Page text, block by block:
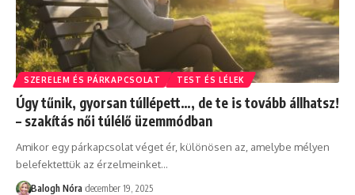
SZERELEM ÉS PÁRKAPCSOLAT TEST ÉS LÉLEK
Úgy tűnik, gyorsan túllépett…, de te is tovább állhatsz!
– szakítás női túlélő üzemmódban
Amikor egy párkapcsolat véget ér, különösen az, amelybe mélyen
belefektettük az érzelmeinket…
Balogh Nóra december 19, 2025